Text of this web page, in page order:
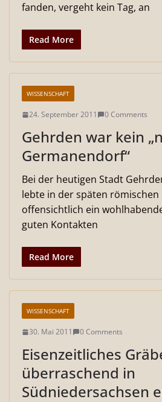
fanden, vergeht kein Tag, an
Read More
WISSENSCHAFT
24. September 2011 0 Comments
Gehrden war kein
Germanendorf“
Bei der heutigen Stadt
lebte in der späten römischen
offensichtlich ein
guten Kontakten
Read More
WISSENSCHAFT
30. Mai 2011 0 Comments
Eisenzeitliches
überraschend in
Südniedersachsen